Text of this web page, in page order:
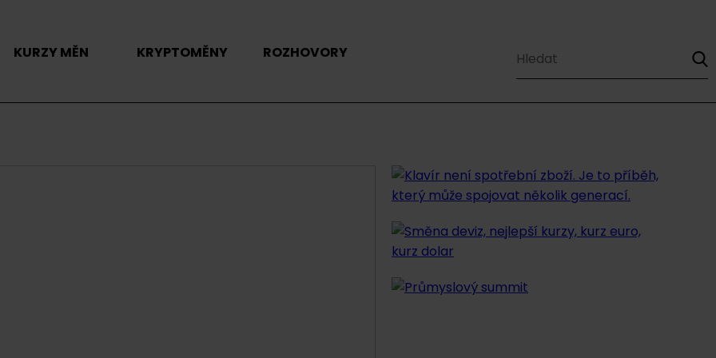
KURZY MĚN KRYPTOMĚNY ROZHOVORY